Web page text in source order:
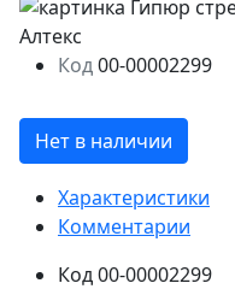
Код00-00002299
Нет в наличии
Характеристики
Комментарии
Код00-00002299